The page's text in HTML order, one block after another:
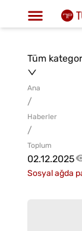
Tüm
Ana
/
Haberler
/
Toplum
02.12.2025
Sosyal ağda